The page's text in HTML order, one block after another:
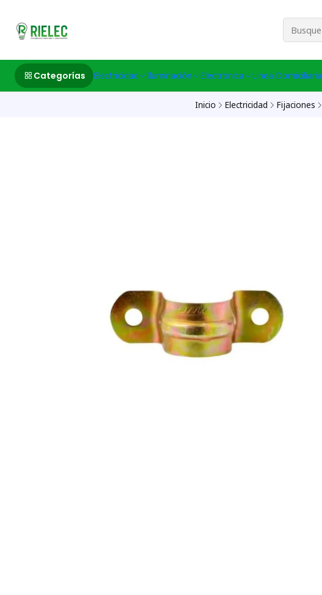
Categorías Electricidad Iluminación Electronica Linea Domiciliaria
Inicio Electricidad Fijaciones